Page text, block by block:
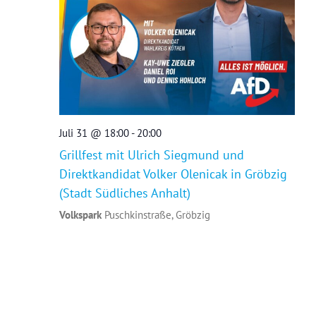
Juli 31 @ 18:00- 20:00
Grillfest mit Ulrich Siegmund und
Direktkandidat Volker Olenicak in Gröbzig
(Stadt Südliches Anhalt)
Volkspark Puschkinstraße, Gröbzig